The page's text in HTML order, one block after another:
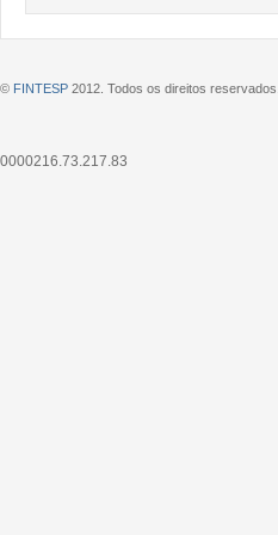
© FINTESP 2012. Todos os direitos reservados.
0000216.73.217.83